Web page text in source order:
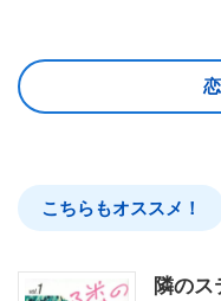
こちらもオススメ！
隣のス